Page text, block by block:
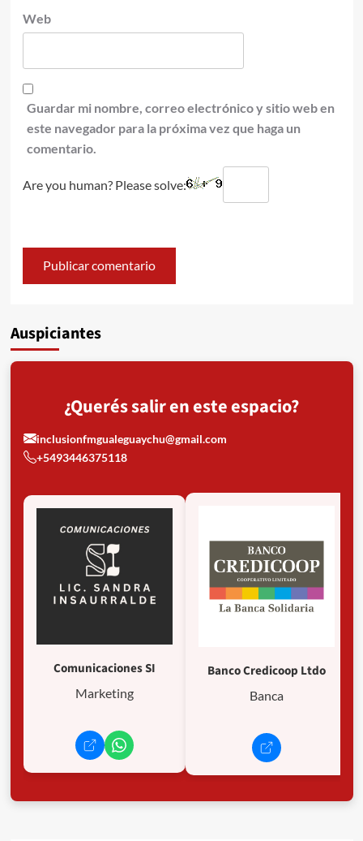
Web
Guardar mi nombre, correo electrónico y sitio web en
este navegador para la próxima vez que haga un
comentario.
Are you human? Please solve:
Auspiciantes
¿Querés salir en este espacio?
inclusionfmgualeguaychu@gmail.com
+5493446375118
Comunicaciones SI
Marketing
Banco Credicoop Ltdo
Banca